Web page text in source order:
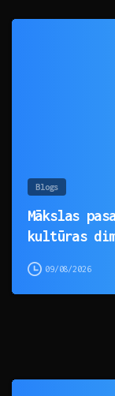
Blogs
Mākslas
kultūras
09/08/2026